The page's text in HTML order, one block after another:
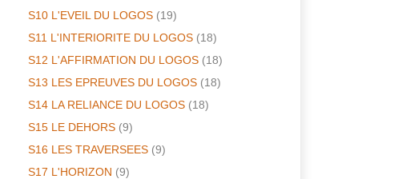
S10 L'EVEIL DU LOGOS (19)
S11 L'INTERIORITE DU LOGOS (18)
S12 L'AFFIRMATION DU LOGOS (18)
S13 LES EPREUVES DU LOGOS (18)
S14 LA RELIANCE DU LOGOS (18)
S15 LE DEHORS (9)
S16 LES TRAVERSEES (9)
S17 L'HORIZON (9)